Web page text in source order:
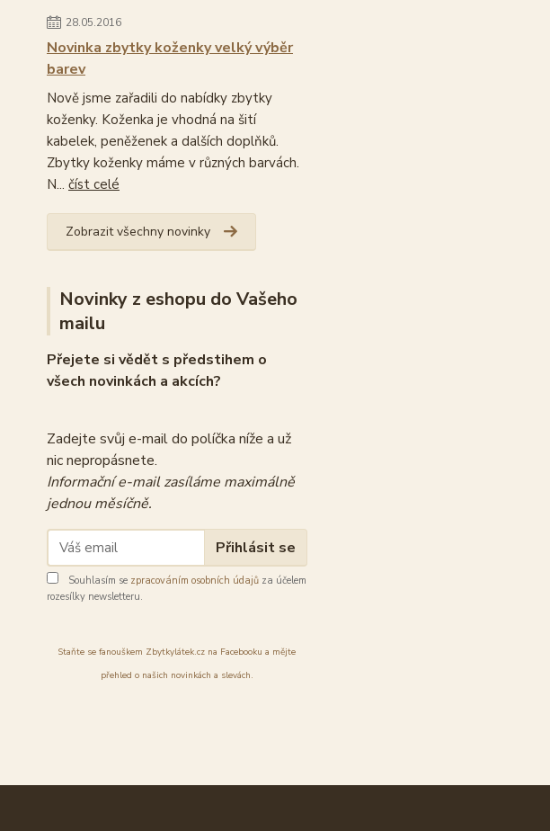
28.05.2016
Novinka zbytky koženky velký výběr
barev
Nově jsme zařadili do nabídky zbytky
koženky. Koženka je vhodná na šití
kabelek, peněženek a dalších doplňků.
Zbytky koženky máme v různých barvách.
N... číst celé
Zobrazit všechny novinky
Novinky z eshopu do Vašeho
mailu
Přejete si vědět s předstihem o
všech novinkách a akcích?
Zadejte svůj e-mail do políčka níže a už
nic nepropásnete.
Informační e-mail zasíláme maximálně
jednou měsíčně.
Přihlásit se
Souhlasím se zpracováním osobních údajů za účelem
rozesílky newsletteru.
Staňte se fanouškem Zbytkylátek.cz na Facebooku a mějte
přehled o našich novinkách a slevách.